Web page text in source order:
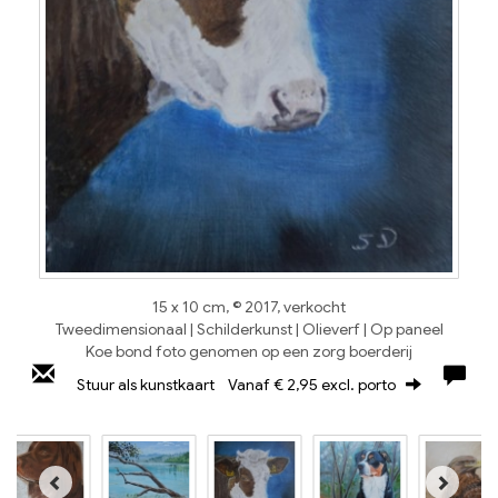
15 x 10 cm, © 2017, verkocht
Tweedimensionaal | Schilderkunst | Olieverf | Op paneel
Koe bond foto genomen op een zorg boerderij
Stuur als kunstkaart Vanaf € 2,95 excl. porto